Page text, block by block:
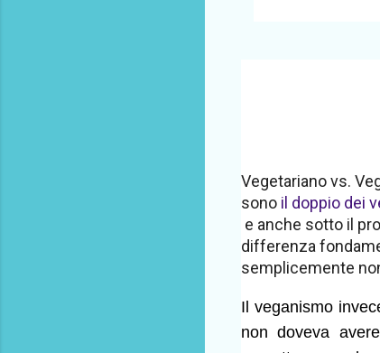
Vegetariano vs.
sono il doppio dei
e anche sotto il
differenza
semplicemente
Il veganismo
non doveva